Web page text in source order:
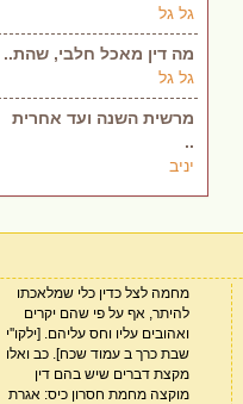
גל גל
מה דין מאכל חלבי, שהת..
גל גל
מרשית השנה ועד אחרית
..
יניב